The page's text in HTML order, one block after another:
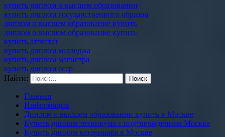
купить диплом о высшем образовании
купить диплом государственного образца
диплом о высшем образование купить
диплом о высшем образование купить
купить аттестат
купить диплом колледжа
купить диплом магистра
купить диплом ссср
Найти:
Главная
Информация
Диплом о высшем образовании купить в Москве
Купить диплом техникума с подтверждением Москва
Купить диплом ветеринара в Москве